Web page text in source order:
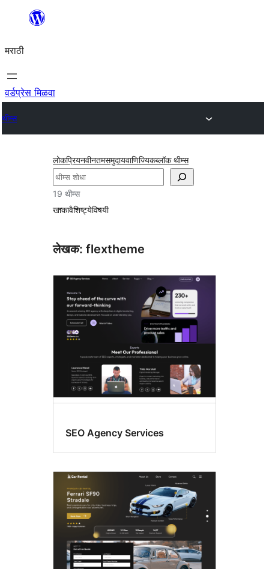
सामुग्रीवर
मराठी
वर्डप्रेस मिळवा
थीम्स
लोकप्रियनवीनतमसमुदायवाणिज्यिकब्लॉक थीम्स
शोधा
19 थीम्स
खाकावैशिष्ट्येविषयी
लेखक: flextheme
SEO Agency Services